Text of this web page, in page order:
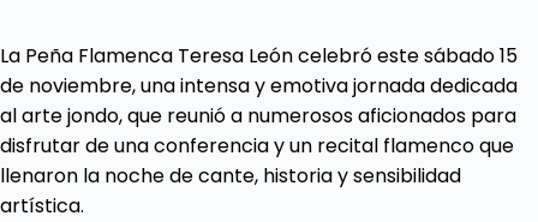
La Peña Flamenca Teresa León celebró este sábado 15
de noviembre, una intensa y emotiva jornada dedicada
al arte jondo, que reunió a numerosos aficionados para
disfrutar de una conferencia y un recital flamenco que
llenaron la noche de cante, historia y sensibilidad
artística.